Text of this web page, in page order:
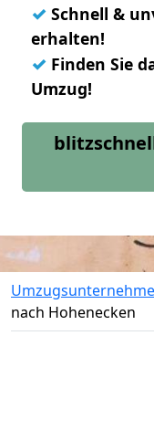
✓ Schnell &
erhalten!
✓ Finden Sie
Umzug!
nach Hohenecken